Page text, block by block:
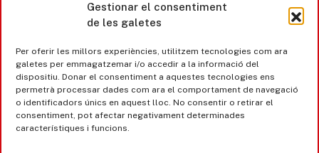
Gestionar el consentiment
de les galetes
Per oferir les millors experiències, utilitzem tecnologies com ara
galetes per emmagatzemar i/o accedir a la informació del
dispositiu. Donar el consentiment a aquestes tecnologies ens
permetrà processar dades com ara el comportament de navegació
o identificadors únics en aquest lloc. No consentir o retirar el
consentiment, pot afectar negativament determinades
característiques i funcions.